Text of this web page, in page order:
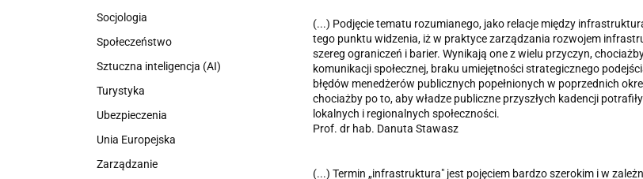
Socjologia
Społeczeństwo
Sztuczna inteligencja (AI)
Turystyka
Ubezpieczenia
Unia Europejska
Zarządzanie
(...) Podjęcie tematu rozumianego, jako relacje między
tego punktu widzenia, iż w praktyce zarządzania rozwojem
szereg ograniczeń i barier. Wynikają one z wielu przyczyn,
komunikacji społecznej, braku umiejętności strategicznego
błędów menedżerów publicznych popełnionych w poprzednich
chociażby po to, aby władze publiczne przyszłych kadencji
lokalnych i regionalnych społeczności.
Prof. dr hab. Danuta Stawasz
(...) Termin „infrastruktura" jest pojęciem bardzo szerokim i w